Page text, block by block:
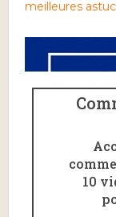
meilleures
10